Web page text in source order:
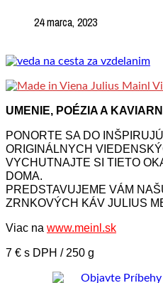
24 marca, 2023
UMENIE, POÉZIA A
PONORTE SA DO
ORIGINÁLNYCH
VYCHUTNAJTE SI TIETO
DOMA.
PREDSTAVUJEME VÁM
ZRNKOVÝCH KÁV JULIUS
Viac na www.meinl.sk
7 € s DPH / 250 g